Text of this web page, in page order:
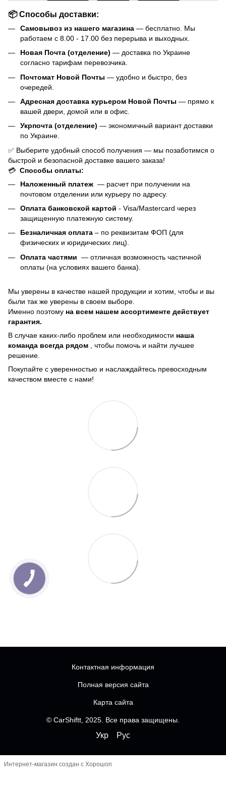
📦 Способы доставки:
Самовывоз из нашего магазина — бесплатно. Мы
работаем с 8.00 - 17.00 без перерыва и выходных.
Новая Почта (отделение) — доставка по Украине
согласно тарифам перевозчика.
Почтомат Новой Почты — удобно и быстро, без
очередей.
Адресная доставка курьером Новой Почты — прямо к
вашей двери, домой или в офис.
Укрпочта (отделение) — экономичный вариант доставки
по Украине.
✅ Выберите удобный способ получения — мы позаботимся о
быстрой и безопасной доставке вашего заказа!
💳 Способы оплаты:
Наложенный платеж — расчет при получении на
почтовом отделении или курьеру по адресу.
Оплата банковской картой - Visa/Mastercard через
защищенную платежную систему.
Безналичная оплата – по реквизитам ФОП (для
физических и юридических лиц).
Оплата частями — отличная возможность частичной
оплаты (на условиях вашего банка).
Мы уверены в качестве нашей продукции и хотим, чтобы и вы
были так же уверены в своем выборе.
Именно поэтому на всем нашем ассортименте действует
гарантия.
В случае каких-либо проблем или необходимости наша
команда всегда рядом , чтобы помочь и найти лучшее
решение.
Покупайте с уверенностью и наслаждайтесь превосходным
качеством вместе с нами!
Контактная информация
Полная версия сайта
Карта сайта
© CarShiftt, 2025. Все права защищены.
Укр Рус
Интернет-магазин создан с Хорошоп